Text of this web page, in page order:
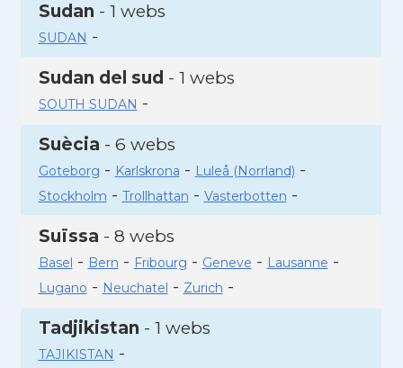
Sudan - 1 webs
SUDAN -
Sudan del sud - 1 webs
SOUTH SUDAN -
Suècia - 6 webs
Goteborg - Karlskrona - Luleå (Norrland) -
Stockholm - Trollhattan - Vasterbotten -
Suïssa - 8 webs
Basel - Bern - Fribourg - Geneve - Lausanne -
Lugano - Neuchatel - Zurich -
Tadjikistan - 1 webs
TAJIKISTAN -